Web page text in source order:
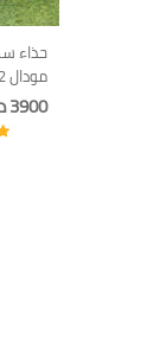
حذاء
مودال 2022...
3900 دج